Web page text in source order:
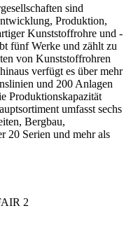
sind
Produktion,
Kunststoffrohre und -
fünf Werke und zählt zu
von Kunststoffrohren
verfügt es über mehr
und 200 Anlagen
Produktionskapazität
umfasst sechs
Bergbau,
20 Serien und mehr als